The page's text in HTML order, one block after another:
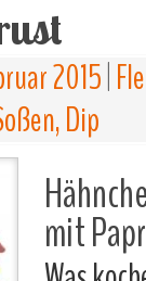
2015
Dip
mit